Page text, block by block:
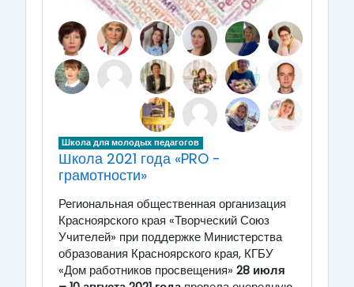
Школа для молодых педагогов
Школа 2021 года «PRO -
грамотности»
Региональная общественная организация
Красноярского края «Творческий Союз
Учителей» при поддержке Министерства
образования Красноярского края, КГБУ
«Дом работников просвещения» 28 июля